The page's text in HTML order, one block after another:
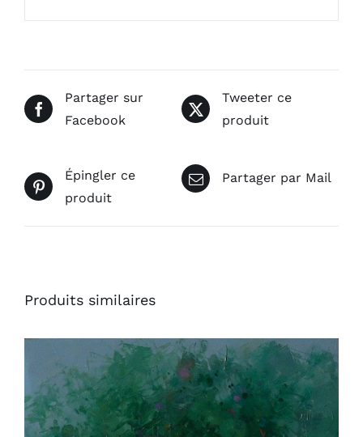
Partager sur
Facebook
Tweeter ce
produit
Épingler ce
produit
Partager par Mail
Produits similaires